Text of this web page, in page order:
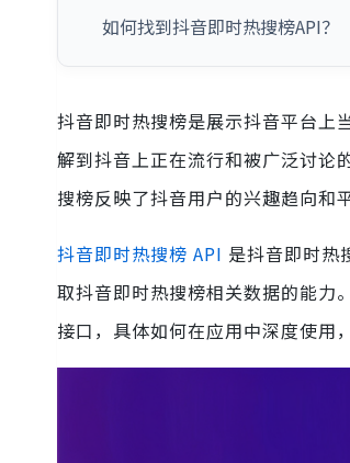
如何找到抖音即时热搜榜API？
抖音即时热搜榜是展示抖音平台上
解到抖音上正在流行和被广泛讨论
搜榜反映了抖音用户的兴趣趋向和
抖音即时热搜榜 API 是抖音即时热
取抖音即时热搜榜相关数据的能力
接口，具体如何在应用中深度使用